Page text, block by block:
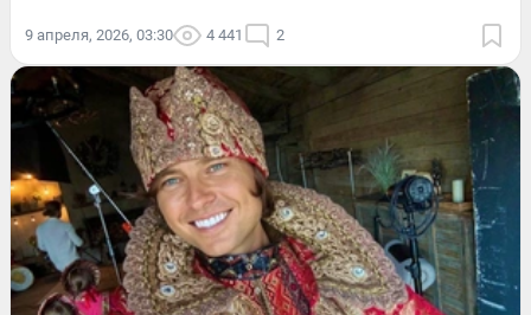
9 апреля, 2026, 03:30 4 441 2